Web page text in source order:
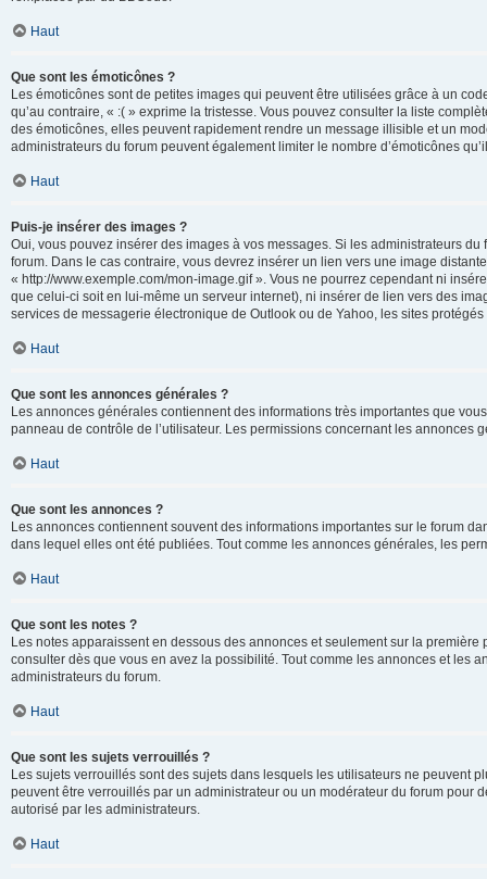
Haut
Que sont les émoticônes ?
Les émoticônes sont de petites images qui peuvent être utilisées grâce à un
qu’au contraire, « :( » exprime la tristesse. Vous pouvez consulter la liste
des émoticônes, elles peuvent rapidement rendre un message illisible et un
administrateurs du forum peuvent également limiter le nombre d’émoticônes
Haut
Puis-je insérer des images ?
Oui, vous pouvez insérer des images à vos messages. Si les administrateurs
forum. Dans le cas contraire, vous devrez insérer un lien vers une image
« http://www.exemple.com/mon-image.gif ». Vous ne pourrez cependant ni
que celui-ci soit en lui-même un serveur internet), ni insérer de lien vers des
services de messagerie électronique de Outlook ou de Yahoo, les sites
Haut
Que sont les annonces générales ?
Les annonces générales contiennent des informations très importantes que
panneau de contrôle de l’utilisateur. Les permissions concernant les annonces
Haut
Que sont les annonces ?
Les annonces contiennent souvent des informations importantes sur le forum
dans lequel elles ont été publiées. Tout comme les annonces générales, les
Haut
Que sont les notes ?
Les notes apparaissent en dessous des annonces et seulement sur la
consulter dès que vous en avez la possibilité. Tout comme les annonces et les
administrateurs du forum.
Haut
Que sont les sujets verrouillés ?
Les sujets verrouillés sont des sujets dans lesquels les utilisateurs ne peuvent
peuvent être verrouillés par un administrateur ou un modérateur du forum pour
autorisé par les administrateurs.
Haut